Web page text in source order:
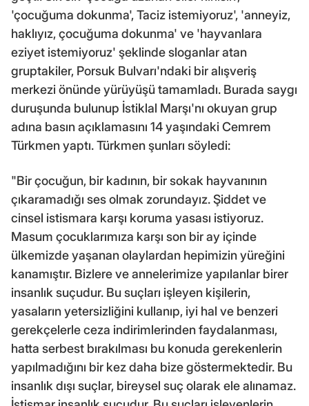
'çocuğuma dokunma', Taciz istemiyoruz', 'anneyiz,
haklıyız, çocuğuma dokunma' ve 'hayvanlara
eziyet istemiyoruz' şeklinde sloganlar atan
gruptakiler, Porsuk Bulvarı'ndaki bir alışveriş
merkezi önünde yürüyüşü tamamladı. Burada saygı
duruşunda bulunup İstiklal Marşı'nı okuyan grup
adına basın açıklamasını 14 yaşındaki Cemrem
Türkmen yaptı. Türkmen şunları söyledi:
"Bir çocuğun, bir kadının, bir sokak hayvanının
çıkaramadığı ses olmak zorundayız. Şiddet ve
cinsel istismara karşı koruma yasası istiyoruz.
Masum çocuklarımıza karşı son bir ay içinde
ülkemizde yaşanan olaylardan hepimizin yüreğini
kanamıştır. Bizlere ve annelerimize yapılanlar birer
insanlık suçudur. Bu suçları işleyen kişilerin,
yasaların yetersizliğini kullanıp, iyi hal ve benzeri
gerekçelerle ceza indirimlerinden faydalanması,
hatta serbest bırakılması bu konuda gerekenlerin
yapılmadığını bir kez daha bize göstermektedir. Bu
insanlık dışı suçlar, bireysel suç olarak ele alınamaz.